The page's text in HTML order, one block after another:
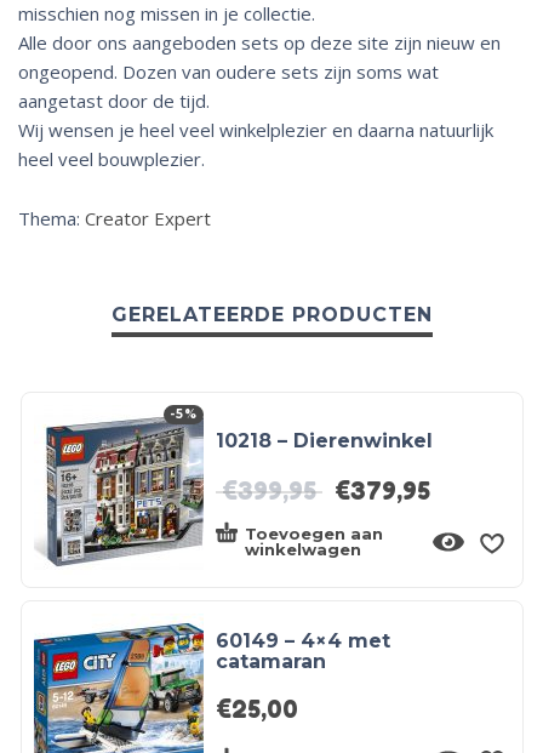
misschien nog missen in je collectie.
Alle door ons aangeboden sets op deze site zijn nieuw en
ongeopend. Dozen van oudere sets zijn soms wat
aangetast door de tijd.
Wij wensen je heel veel winkelplezier en daarna natuurlijk
heel veel bouwplezier.
Thema: Creator Expert
GERELATEERDE PRODUCTEN
-5%
10218 – Dierenwinkel
€399,95 €379,95
Toevoegen aan
winkelwagen
60149 – 4×4 met
catamaran
€25,00